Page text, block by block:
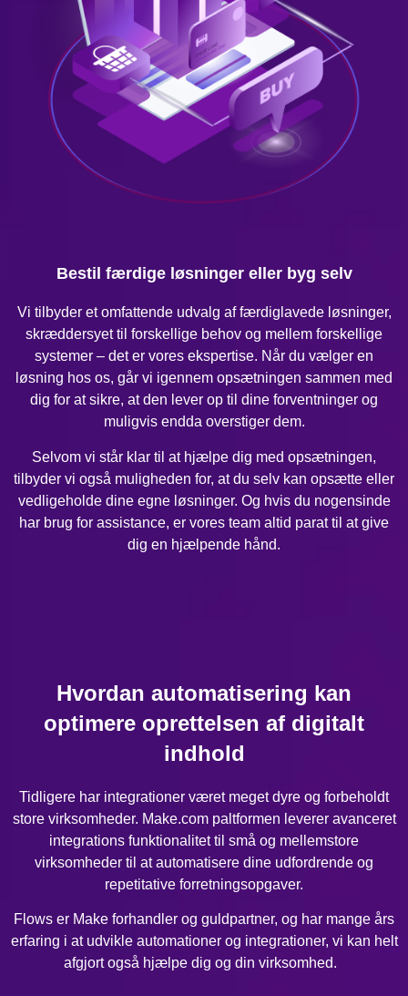
Bestil færdige løsninger eller byg selv
Vi tilbyder et omfattende udvalg af færdiglavede løsninger,
skræddersyet til forskellige behov og mellem forskellige
systemer – det er vores ekspertise. Når du vælger en
løsning hos os, går vi igennem opsætningen sammen med
dig for at sikre, at den lever op til dine forventninger og
muligvis endda overstiger dem.
Selvom vi står klar til at hjælpe dig med opsætningen,
tilbyder vi også muligheden for, at du selv kan opsætte eller
vedligeholde dine egne løsninger. Og hvis du nogensinde
har brug for assistance, er vores team altid parat til at give
dig en hjælpende hånd.
Hvordan automatisering kan
optimere oprettelsen af digitalt
indhold
Tidligere har integrationer været meget dyre og forbeholdt
store virksomheder. Make.com paltformen leverer avanceret
integrations funktionalitet til små og mellemstore
virksomheder til at automatisere dine udfordrende og
repetitative forretningsopgaver.
Flows er Make forhandler og guldpartner, og har mange års
erfaring i at udvikle automationer og integrationer, vi kan helt
afgjort også hjælpe dig og din virksomhed.